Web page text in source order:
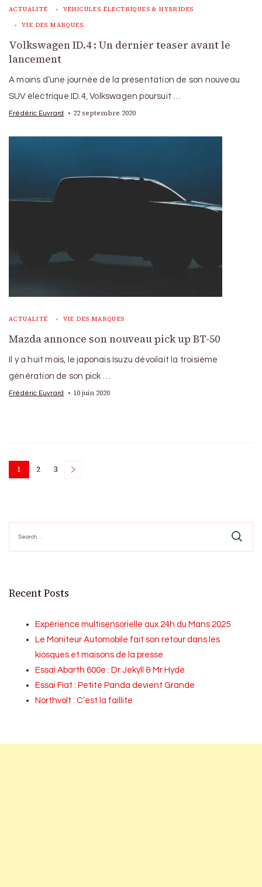
ACTUALITÉ VÉHICULES ÉLECTRIQUES & HYBRIDES
VIE DES MARQUES
Volkswagen ID.4 : Un dernier teaser avant le
lancement
A moins d’une journée de la présentation de son nouveau
SUV électrique ID.4, Volkswagen poursuit …
Frédéric Euvrard 22 septembre 2020
ACTUALITÉ VIE DES MARQUES
Mazda annonce son nouveau pick up BT-50
Il y a huit mois, le japonais Isuzu dévoilait la troisième
génération de son pick …
Frédéric Euvrard 10 juin 2020
Posts
Page
1 Page
2 Page
3
for:
Recent Posts
Expérience multisensorielle aux 24h du Mans 2025
Le Moniteur Automobile fait son retour dans les
kiosques et maisons de la presse
Essai Abarth 600e : Dr Jekyll & Mr Hyde
Essai Fiat : Petite Panda devient Grande
Northvolt : C’est la faillite